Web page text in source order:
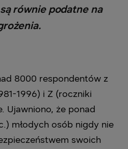
równie podatne na
8000 respondentów z
1996) i Z (roczniki
Ujawniono, że ponad
młodych osób nigdy nie
swoich